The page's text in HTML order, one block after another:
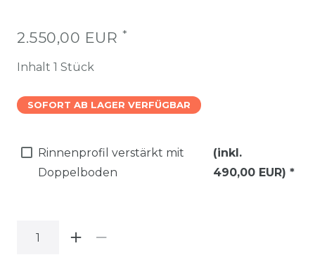
2.550,00 EUR *
Inhalt 1 Stück
SOFORT AB LAGER VERFÜGBAR
Rinnenprofil verstärkt mit
Doppelboden
(inkl.
490,00 EUR) *